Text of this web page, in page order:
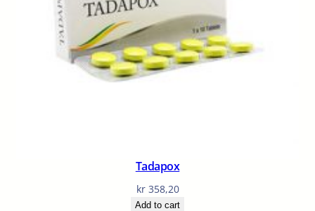
Tadapox
kr358,20
Add to cart